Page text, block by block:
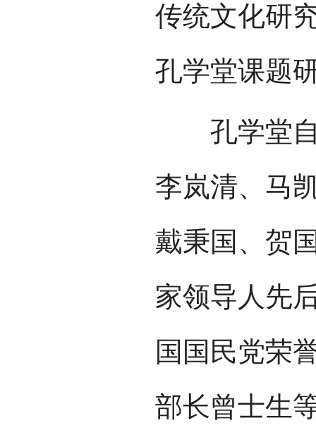
传统文化研
孔学堂课题
孔学堂自
李岚清、马
戴秉国、贺
家领导人先
国国民党荣
部长曾士生